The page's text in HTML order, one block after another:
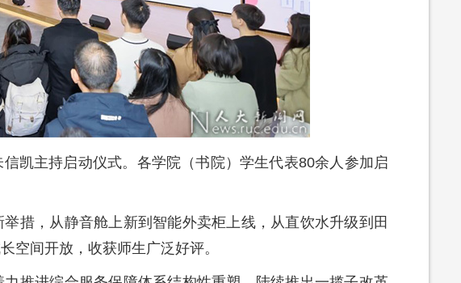
凯主持启动仪式。各学院（书院）学生代表80余人参加启
措，从静音舱上新到智能外卖柜上线，从直饮水升级到田
空间开放，收获师生广泛好评。